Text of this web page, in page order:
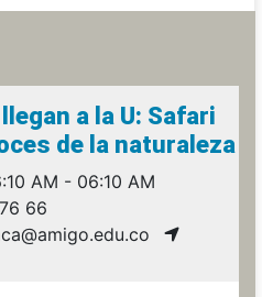
a la U: Safari
de la naturaleza
AM - 06:10 AM
66